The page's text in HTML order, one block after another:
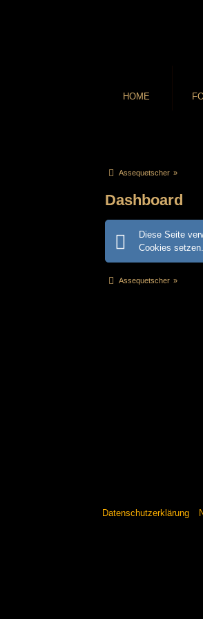
HOME
Assequetscher »
Dashboard
Diese Seite
Cookies
Assequetscher »
Datenschutzerklärung